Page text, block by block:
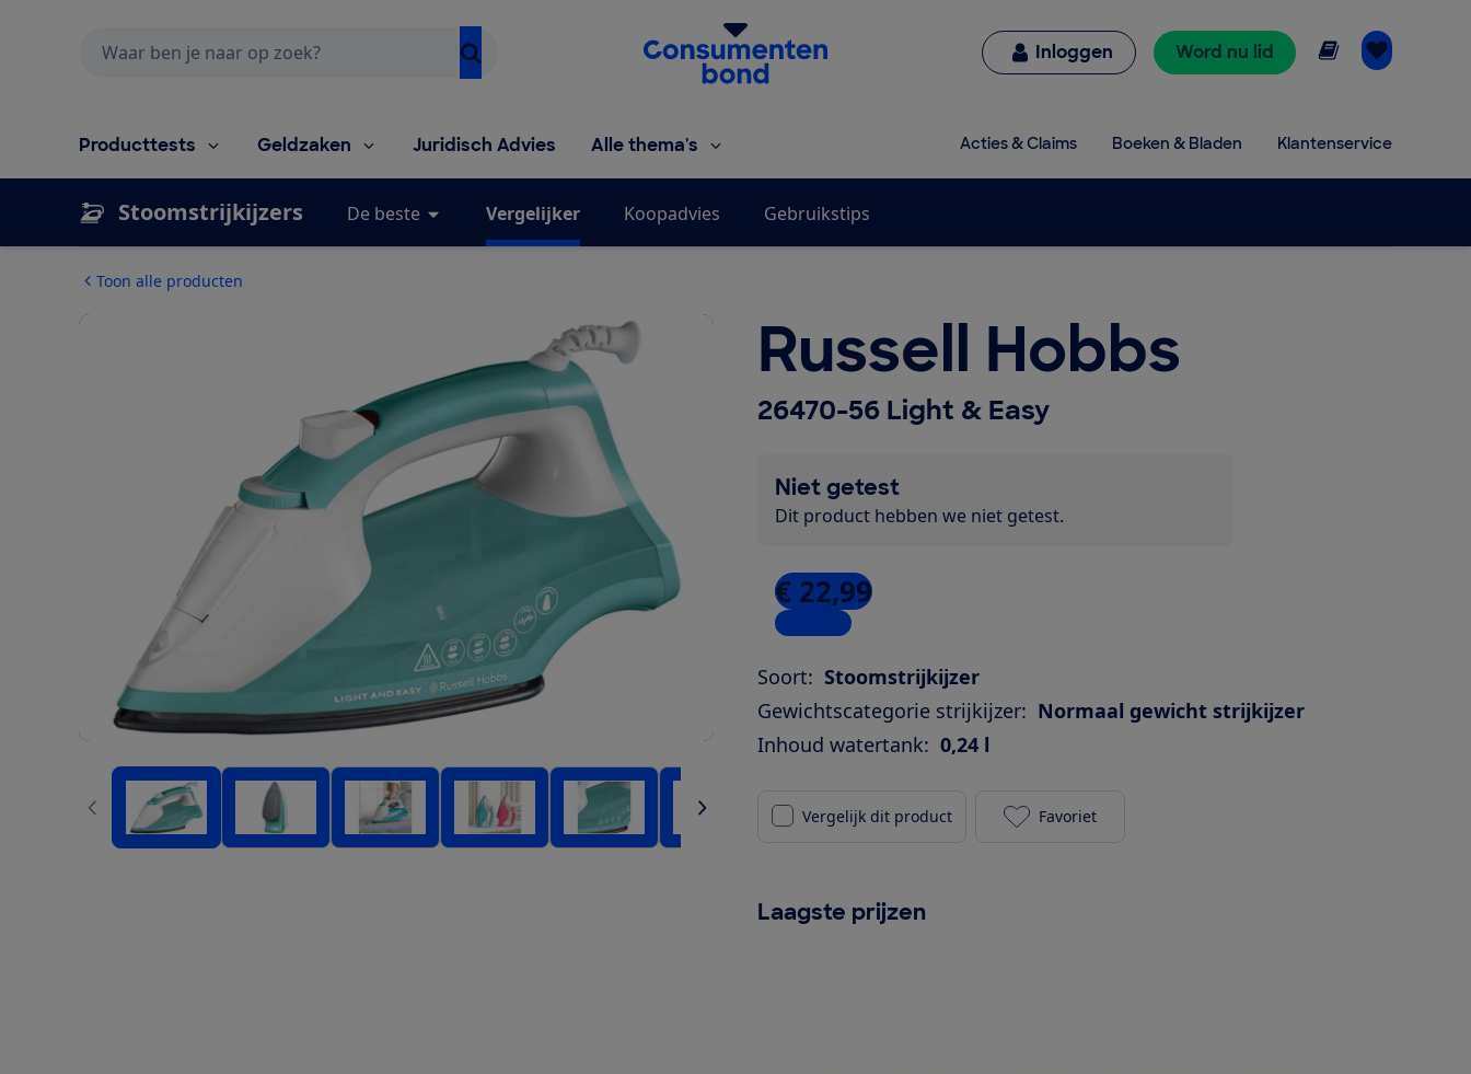
Homepage van de Consumentenbond
Inloggen Word nu lid Online lezen
Producttests Geldzaken Juridisch Advies Alle thema's Acties & Claims Boeken & Bladen Klantenservice
Stoomstrijkijzers De beste Vergelijker Koopadvies Gebruikstips
Toon alle producten
Russell Hobbs
26470-56 Light & Easy
Niet getest
Dit product hebben we niet getest.
€ 22,99
2 winkels
Soort: Stoomstrijkijzer
Gewichtscategorie strijkijzer: Normaal gewicht strijkijzer
Inhoud watertank: 0,24 l
Vergelijk dit product Russell Hobbs 26470-56 Light & Easy toevoegen
Favoriet
Laagste prijzen